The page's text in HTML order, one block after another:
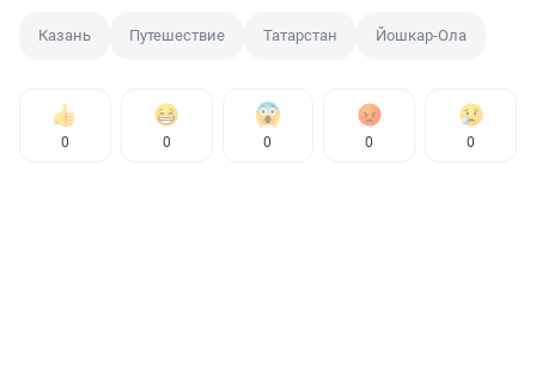
Казань Путешествие Татарстан Йошкар-Ола
0 0 0 0 0